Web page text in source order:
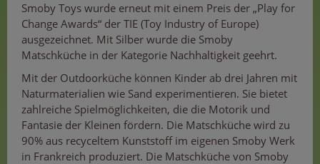
Smoby Toys wurde erneut mit einem Preis der „Play for
Change Awards“ der TIE (Toy Industry of Europe)
ausgezeichnet. Mit Silber wurde die Smoby
Matschküche in der Kategorie Nachhaltigkeit geehrt.
Mit der Outdoorküche können Kinder ab drei Jahren mit
Naturmaterialien wie Sand experimentieren. Sie bietet
zahlreiche Spielmöglichkeiten, die die Motorik und
Fantasie der Kleinen fördern. Die Matschküche wird zu
90% aus recyceltem Kunststoff im eigenen Smoby Werk
in Frankreich produziert. Die Matschküche von Smoby